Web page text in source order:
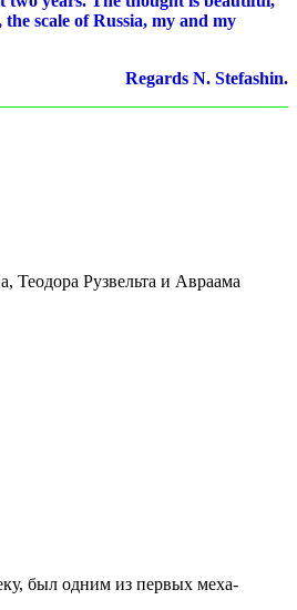
scale of Russia, my and my
Regards N. Stefashin.
Теодора Рузвельта и Авраама
был одним из первых меха-